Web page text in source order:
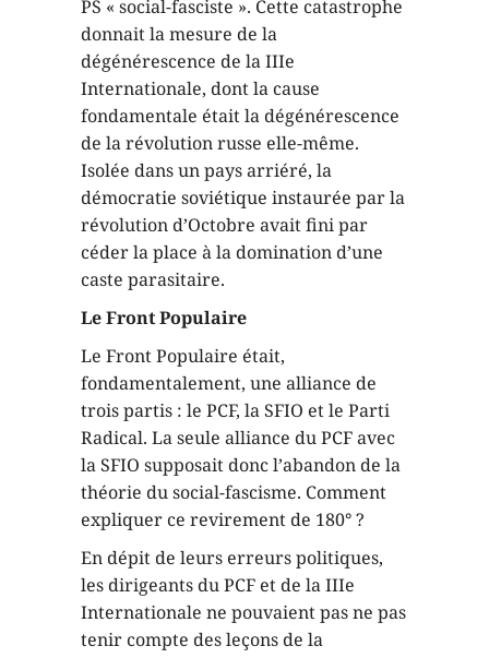
PS « social-fasciste ». Cette catastrophe
donnait la mesure de la
dégénérescence de la IIIe
Internationale, dont la cause
fondamentale était la dégénérescence
de la révolution russe elle-même.
Isolée dans un pays arriéré, la
démocratie soviétique instaurée par la
révolution d’Octobre avait fini par
céder la place à la domination d’une
caste parasitaire.
Le Front Populaire
Le Front Populaire était,
fondamentalement, une alliance de
trois partis : le PCF, la SFIO et le Parti
Radical. La seule alliance du PCF avec
la SFIO supposait donc l’abandon de la
théorie du social-fascisme. Comment
expliquer ce revirement de 180° ?
En dépit de leurs erreurs politiques,
les dirigeants du PCF et de la IIIe
Internationale ne pouvaient pas ne pas
tenir compte des leçons de la